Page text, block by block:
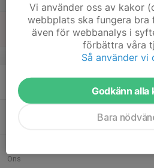
v.34
Mån
Ons
Vi använder oss av kakor
webbplats ska fungera bra
även för webbanalys i
förbättra våra
Så använder vi
Godkänn alla
Bara